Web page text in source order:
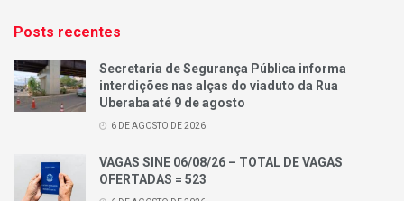
Posts recentes
Secretaria de Segurança Pública informa
interdições nas alças do viaduto da Rua
Uberaba até 9 de agosto
6 DE AGOSTO DE 2026
VAGAS SINE 06/08/26 – TOTAL DE VAGAS
OFERTADAS = 523